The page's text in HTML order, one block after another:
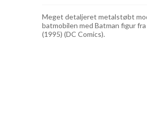
Meget detaljeret metalstøbt
batmobilen med Batman figur
(1995) (DC Comics).